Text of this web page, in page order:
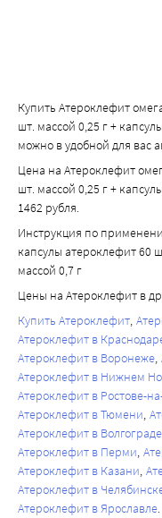
Купить Атероклефит
шт. массой 0,25 г +
можно в удобной для вас
Цена на Атероклефит
шт. массой 0,25 г +
1462 рубля.
Инструкция по
капсулы атероклефит 60
массой 0,7 г
Цены на Атероклефит в
Купить Атероклефит
Атероклефит в
Атероклефит в Воронеже
Атероклефит в Нижнем
Атероклефит в Ростове-
Атероклефит в Тюмени
Атероклефит в Волгограде
Атероклефит в Перми
Атероклефит в Казани
Атероклефит в
Атероклефит в Ярославле